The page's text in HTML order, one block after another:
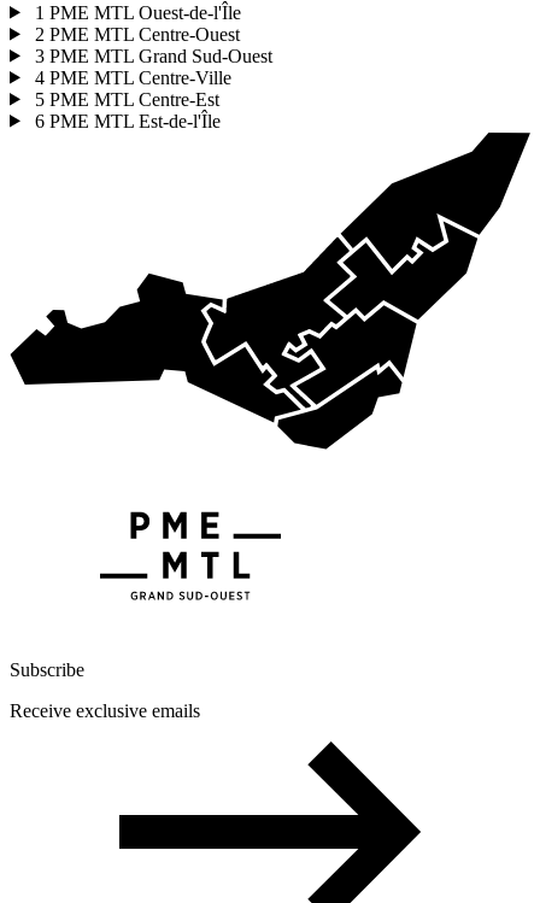
1 PME MTL Ouest-de-l'Île
2 PME MTL Centre-Ouest
3 PME MTL Grand Sud-Ouest
4 PME MTL Centre-Ville
5 PME MTL Centre-Est
6 PME MTL Est-de-l'Île
Subscribe
Receive exclusive emails